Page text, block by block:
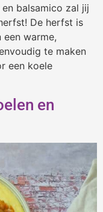
balsamico zal jij
De herfst is
warme,
te maken
een koele
en